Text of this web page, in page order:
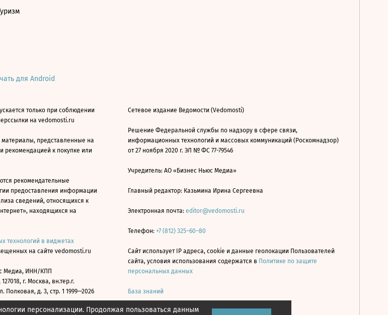
персонализации. Продолжая пользоваться данным
для Android
только при соблюдении
на vedomosti.ru
материалы, представленные на
рекомендацией к покупке или
рекомендательные
предоставления информации
сведений, относящихся к
находящихся на
технологий в виджетах
на сайте vedomosti.ru
Медиа, ИНН/КПП
127018, г. Москва, вн.тер.г.
д. 3, стр. 1 1999—2026
Сетевое издание Ведомости (Vedomosti)
Решение Федеральной службы по надзору в сфере связи,
информационных технологий и массовых коммуникаций (Роскомнадзор)
от 27 ноября 2020 г. ЭЛ № ФС 77-79546
Учредитель: АО «Бизнес Ньюс Медиа»
Главный редактор: Казьмина Ирина Сергеевна
Электронная почта: editor@vedomosti.ru
Телефон: +7 (812) 325–60–80
Сайт использует IP адреса, cookie и данные геолокации Пользователей
сайта, условия использования содержатся в Политике по защите
персональных данных
База знаний